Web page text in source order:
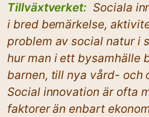
Tillväxtverket: Sociala
i bred bemärkelse,
problem av social natur i
hur man i ett bysamhälle
barnen, till nya vård- och
Social innovation är ofta
faktorer än enbart